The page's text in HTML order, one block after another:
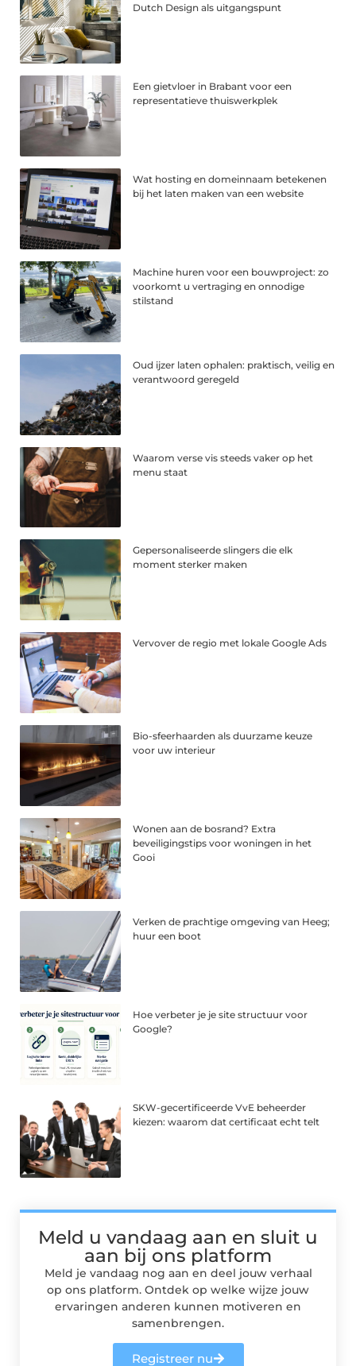
Dutch Design als uitgangspunt
Een gietvloer in Brabant voor een
representatieve thuiswerkplek
Wat hosting en domeinnaam betekenen
bij het laten maken van een website
Machine huren voor een bouwproject: zo
voorkomt u vertraging en onnodige
stilstand
Oud ijzer laten ophalen: praktisch, veilig en
verantwoord geregeld
Waarom verse vis steeds vaker op het
menu staat
Gepersonaliseerde slingers die elk
moment sterker maken
Vervover de regio met lokale Google Ads
Bio-sfeerhaarden als duurzame keuze
voor uw interieur
Wonen aan de bosrand? Extra
beveiligingstips voor woningen in het
Gooi
Verken de prachtige omgeving van Heeg;
huur een boot
Hoe verbeter je je site structuur voor
Google?
SKW-gecertificeerde VvE beheerder
kiezen: waarom dat certificaat echt telt
Meld u vandaag aan en sluit u
aan bij ons platform
Meld je vandaag nog aan en deel jouw verhaal
op ons platform. Ontdek op welke wijze jouw
ervaringen anderen kunnen motiveren en
samenbrengen.
Registreer nu